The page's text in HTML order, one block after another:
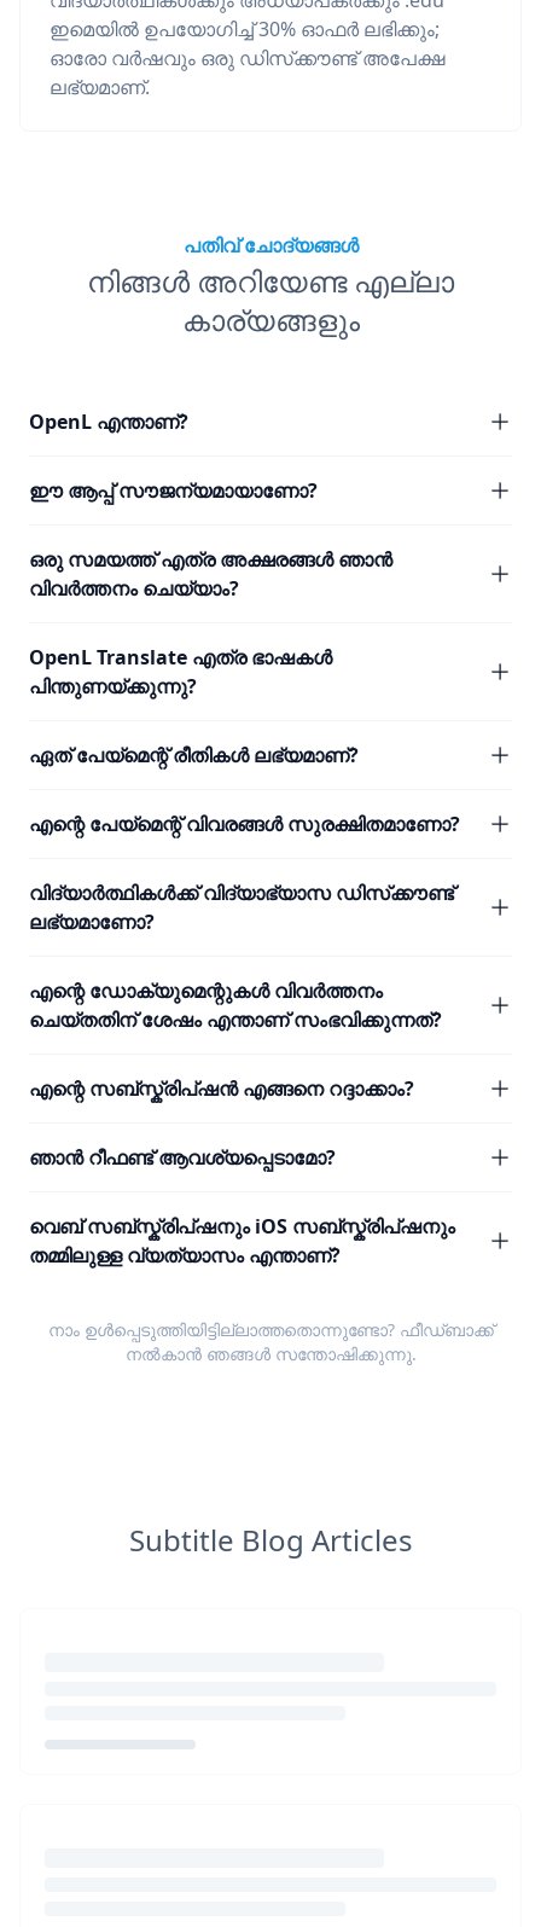
ഇമെയിൽ ഉപയോഗിച്ച് 30% ഓഫർ ലഭിക്കും;
ഓരോ വർഷവും ഒരു ഡിസ്‌ക്കൗണ്ട് അപേക്ഷ
ലഭ്യമാണ്.
പതിവ് ചോദ്യങ്ങൾ
നിങ്ങൾ അറിയേണ്ട എല്ലാ
കാര്യങ്ങളും
OpenL എന്താണ്?
ഈ ആപ്പ് സൗജന്യമായാണോ?
ഒരു സമയത്ത് എത്ര അക്ഷരങ്ങൾ ഞാൻ
വിവർത്തനം ചെയ്യാം?
OpenL Translate എത്ര ഭാഷകൾ
പിന്തുണയ്ക്കുന്നു?
ഏത് പേയ്മെന്റ് രീതികൾ ലഭ്യമാണ്?
എന്റെ പേയ്മെന്റ് വിവരങ്ങൾ സുരക്ഷിതമാണോ?
വിദ്യാർത്ഥികൾക്ക് വിദ്യാഭ്യാസ ഡിസ്‌ക്കൗണ്ട്
ലഭ്യമാണോ?
എന്റെ ഡോക്യുമെന്റുകൾ വിവർത്തനം
ചെയ്തതിന് ശേഷം എന്താണ് സംഭവിക്കുന്നത്?
എന്റെ സബ്സ്ക്രിപ്ഷൻ എങ്ങനെ റദ്ദാക്കാം?
ഞാൻ റീഫണ്ട് ആവശ്യപ്പെടാമോ?
വെബ് സബ്സ്ക്രിപ്ഷനും iOS സബ്സ്ക്രിപ്ഷനും
തമ്മിലുള്ള വ്യത്യാസം എന്താണ്?
നാം ഉൾപ്പെടുത്തിയിട്ടില്ലാത്തതൊന്നുണ്ടോ? ഫീഡ്ബാക്ക്
നൽകാൻ ഞങ്ങൾ സന്തോഷിക്കുന്നു.
Subtitle Blog Articles